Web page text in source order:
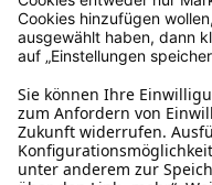
Ruf uns an
Schreibe uns
verkauf@schecker.de